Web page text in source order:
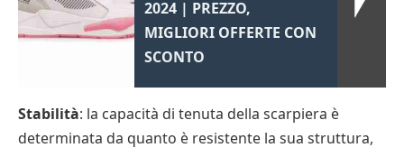
2024 | PREZZO,
MIGLIORI OFFERTE CON
SCONTO
Stabilità: la capacità di tenuta della scarpiera è
determinata da quanto è resistente la sua struttura,